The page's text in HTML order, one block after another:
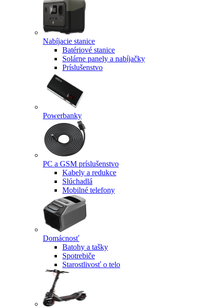
Nabíjacie stanice
Batériové stanice
Solárne panely a nabíjačky
Príslušenstvo
Powerbanky
PC a GSM príslušenstvo
Kabely a redukce
Slúchadlá
Mobilné telefony
Domácnosť
Batohy a tašky
Spotrebiče
Starostlivosť o telo